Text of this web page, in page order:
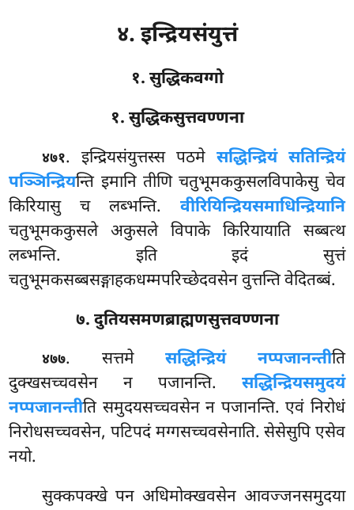
४. इन्द्रियसंयुत्तं
१. सुद्धिकवग्गो
१. सुद्धिकसुत्तवण्णना
४७१. इन्द्रियसंयुत्तस्स पठमे सद्धिन्द्रियं सतिन्द्रियं
पञ्ञिन्द्रियन्ति इमानि तीणि चतुभूमककुसलविपाकेसु चेव
किरियासु च लब्भन्ति. वीरियिन्द्रियसमाधिन्द्रियानि
चतुभूमककुसले अकुसले विपाके किरियायाति सब्बत्थ
लब्भन्ति. इति इदं सुत्तं
चतुभूमकसब्बसङ्गाहकधम्मपरिच्छेदवसेन वुत्तन्ति वेदितब्बं.
७. दुतियसमणब्राह्मणसुत्तवण्णना
४७७. सत्तमेसद्धिन्द्रियं नप्पजानन्तीति
दुक्खसच्चवसेन न पजानन्ति. सद्धिन्द्रियसमुदयं
नप्पजानन्तीति समुदयसच्चवसेन न पजानन्ति. एवं निरोधं
निरोधसच्चवसेन, पटिपदं मग्गसच्चवसेनाति. सेसेसुपि एसेव
नयो.
सुक्कपक्खे पन अधिमोक्खवसेन आवज्जनसमुदया